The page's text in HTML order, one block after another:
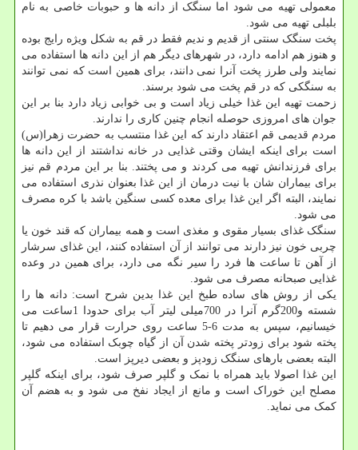
معمولی تهیه می شود اما سنگک از دانه ها و حبوبات خاصی به نام
بلبلی تهیه می شود.
پخت سنگک سنتی از قدیم و ندیم فقط در قم به شکل ویژه رایج بوده
و هنوز هم ادامه دارد، در شهرهای دیگر هم از این دانه ها استفاده می
نمایند ولی طرز پخت آنرا نمی دانند، برای همین است که نمی توانند
به سنگکی که در قم پخت می شود برسند.
زحمت تهیه این غذا خیلی زیاد است و بی خوابی زیاد دارد بنا بر این
جوان های امروزی حوصله انجام چنین کاری را ندارند.
مردم قدیمی قم اعتقاد دارند که این غذا منتسب به حضرت زهرا(س)
است برای اینکه ایشان وقتی غذایی در خانه نداشتند از این دانه ها
برای فرزندانش تهیه می کردند و می پختند. بنا بر این مردم قم نیز
برای بیماران شان با نیت درمان از این غذا بعنوان نذری استفاده می
نمایند، البته اگر این غذا برای معده کسی سنگین باشد با کره مصرف
می شود.
سنگک غذای بسیار مقوی و مغذی است و همه بیماران که قند خون یا
چربی خون نیز دارند می توانند از آن استفاده کنند، این غذای سرشار
از آهن تا ساعت ها فرد را سیر نگه می دارد، برای همین در وعده
غذایی صبحانه مصرف می شود.
یکی از روش های ساده طبخ این غذا بدین شرح است: دانه ها را
شسته و200گرم آنرا در 700میلی لیتر آب برای حدودا 1ساعت می
خیسانیم، سپس به مدت 6-5 ساعت روی حرارت قرار می دهیم تا
پخته شود برای زودتر پخته شدن آن از گیاه چوبک استفاده می شود،
البته بعضی بارهای سنگک زودپز و بعضی دیرپز است.
این غذا اصولا باید همراه با نمک و گلپر صرف شود، برای اینکه گلپر
مصلح این خوراک است و مانع از ایجاد نفخ می شود و به هضم آن
کمک می نماید.